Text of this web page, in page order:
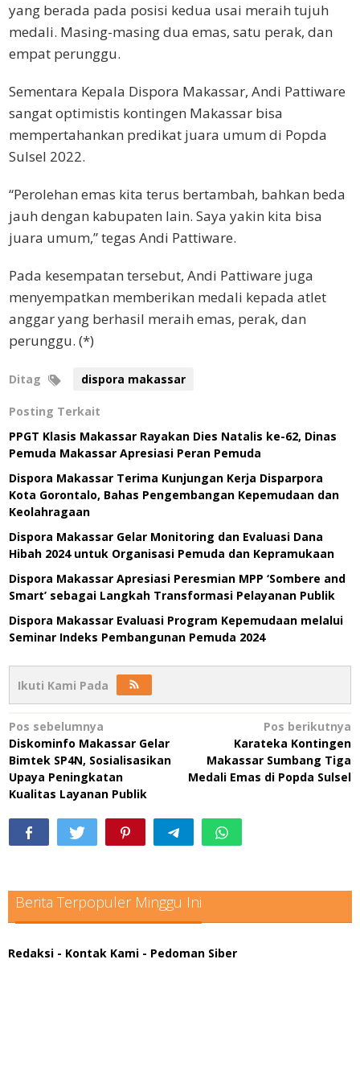
yang berada pada posisi kedua usai meraih tujuh
medali. Masing-masing dua emas, satu perak, dan
empat perunggu.
Sementara Kepala Dispora Makassar, Andi Pattiware
sangat optimistis kontingen Makassar bisa
mempertahankan predikat juara umum di Popda
Sulsel 2022.
“Perolehan emas kita terus bertambah, bahkan beda
jauh dengan kabupaten lain. Saya yakin kita bisa
juara umum,” tegas Andi Pattiware.
Pada kesempatan tersebut, Andi Pattiware juga
menyempatkan memberikan medali kepada atlet
anggar yang berhasil meraih emas, perak, dan
perunggu. (*)
Ditag dispora makassar
Posting Terkait
PPGT Klasis Makassar Rayakan Dies Natalis ke-62, Dinas
Pemuda Makassar Apresiasi Peran Pemuda
Dispora Makassar Terima Kunjungan Kerja Disparpora
Kota Gorontalo, Bahas Pengembangan Kepemudaan dan
Keolahragaan
Dispora Makassar Gelar Monitoring dan Evaluasi Dana
Hibah 2024 untuk Organisasi Pemuda dan Kepramukaan
Dispora Makassar Apresiasi Peresmian MPP ‘Sombere and
Smart’ sebagai Langkah Transformasi Pelayanan Publik
Dispora Makassar Evaluasi Program Kepemudaan melalui
Seminar Indeks Pembangunan Pemuda 2024
Ikuti Kami Pada
Navigasi
pos
Pos sebelumnya
Diskominfo Makassar Gelar
Bimtek SP4N, Sosialisasikan
Upaya Peningkatan
Kualitas Layanan Publik
Pos berikutnya
Karateka Kontingen
Makassar Sumbang Tiga
Medali Emas di Popda Sulsel
Berita Terpopuler Minggu Ini
Redaksi - Kontak Kami - Pedoman Siber